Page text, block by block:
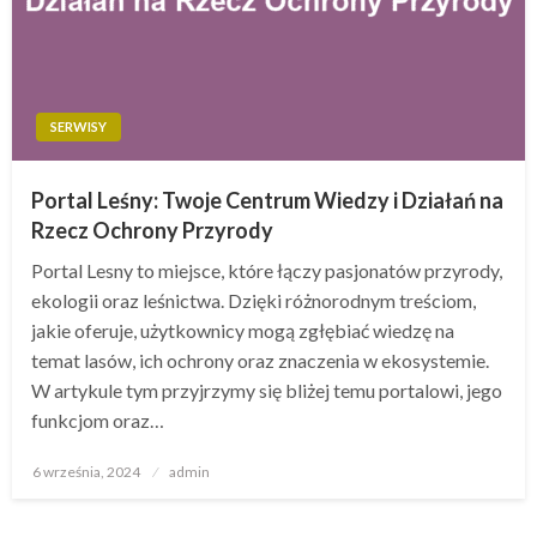
SERWISY
Portal Leśny: Twoje Centrum Wiedzy i Działań na
Rzecz Ochrony Przyrody
Portal Lesny to miejsce, które łączy pasjonatów przyrody,
ekologii oraz leśnictwa. Dzięki różnorodnym treściom,
jakie oferuje, użytkownicy mogą zgłębiać wiedzę na
temat lasów, ich ochrony oraz znaczenia w ekosystemie.
W artykule tym przyjrzymy się bliżej temu portalowi, jego
funkcjom oraz…
Opublikowane
6 września, 2024 admin